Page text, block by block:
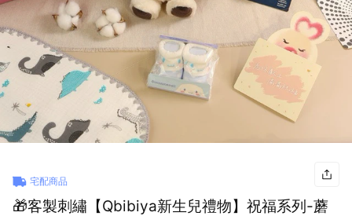
宅配商品
🎁客製刺繡【Qbibiya新生兒禮物】祝福系列-蘑